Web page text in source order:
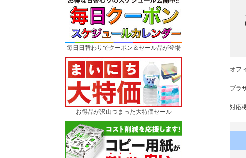
毎日日替わりでクーポン＆セール品が登場
お得品が沢山つまった大特価セール
オフ
ブラ
対応